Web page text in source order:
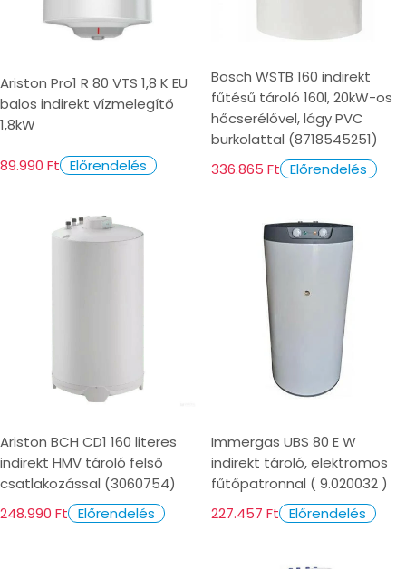
Ariston Pro1 R 80 VTS 1,8 K EU
balos indirekt vízmelegítő
1,8kW
89.990 Ft Előrendelés
Bosch WSTB 160 indirekt
fűtésű tároló 160l, 20kW-os
hőcserélővel, lágy PVC
burkolattal (8718545251)
336.865 Ft Előrendelés
Ariston BCH CD1 160 literes
indirekt HMV tároló felső
csatlakozással (3060754)
248.990 Ft Előrendelés
Immergas UBS 80 E W
indirekt tároló, elektromos
fűtőpatronnal ( 9.020032 )
227.457 Ft Előrendelés